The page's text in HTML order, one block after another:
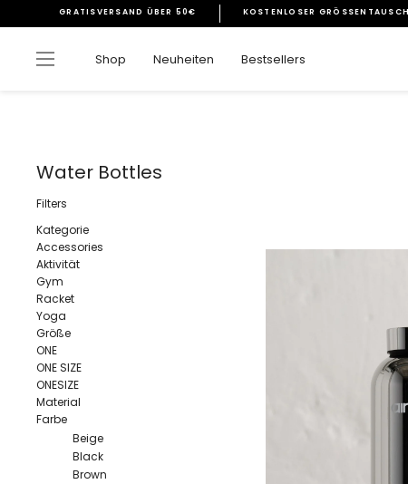
zum
Diashow
GRATISVERSAND ÜBER 50€ KOSTENLOSER GRÖSSENTAUSCH
Seitennavigation
Shop Neuheiten Bestsellers
Water Bottles
Filters
Kategorie
Accessories
Aktivität
Gym
Racket
Yoga
Größe
ONE
ONE SIZE
ONESIZE
Material
Farbe
Beige
Black
Brown